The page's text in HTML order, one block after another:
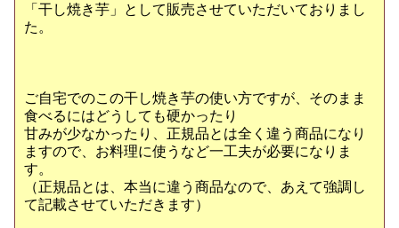
「干し焼き芋」として販売させていただいておりまし
た。
ご自宅でのこの干し焼き芋の使い方ですが、そのまま
食べるにはどうしても硬かったり
甘みが少なかったり、正規品とは全く違う商品になり
ますので、お料理に使うなど一工夫が必要になりま
す。
（正規品とは、本当に違う商品なので、あえて強調し
て記載させていただきます）